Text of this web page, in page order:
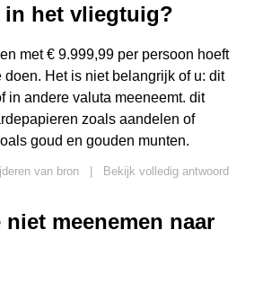
in het vliegtuig?
met € 9.999,99 per persoon hoeft
doen. Het is niet belangrijk of u: dit
in andere valuta meeneemt. dit
zoals aandelen of
goud en gouden munten.
van bron
Bekijk volledig antwoord
niet meenemen naar